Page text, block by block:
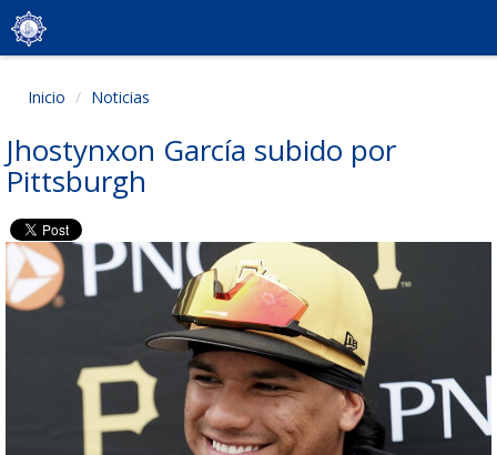
Inicio Noticias
Jhostynxon García subido por
Pittsburgh